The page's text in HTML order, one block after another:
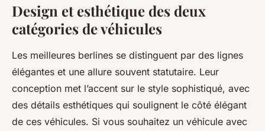
Design et esthétique des deux
catégories de véhicules
Les meilleures berlines se distinguent par des lignes
élégantes et une allure souvent statutaire. Leur
conception met l’accent sur le style sophistiqué, avec
des détails esthétiques qui soulignent le côté élégant
de ces véhicules. Si vous souhaitez un véhicule avec